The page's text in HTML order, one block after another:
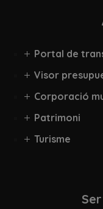
Portal de
Visor
Corporació
Patrimoni
Turisme